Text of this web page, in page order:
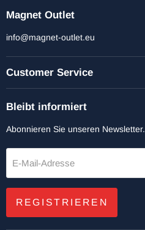
Magnet Outlet
info@magnet-outlet.eu
Customer Service
Bleibt informiert
Abonnieren Sie unseren Newsletter.
E-Mail-Adresse
REGISTRIEREN